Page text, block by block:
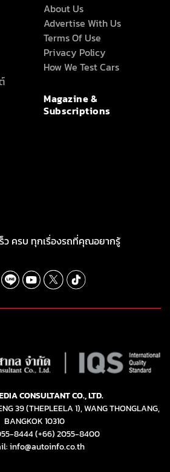
About Us
Advertise With Us
Terms Of Use
Privacy Policy
How We Test Cars
Magazine &
Subscriptions
ว ครบ ทุกเรื่องรถที่คุณอยากรู้
CONSULTANT CO., LTD.
39 (THEPLEELA 1), WANG THONGLANG,
BANGKOK 10310
8444(+66) 2055-8400
info@autoinfo.co.th